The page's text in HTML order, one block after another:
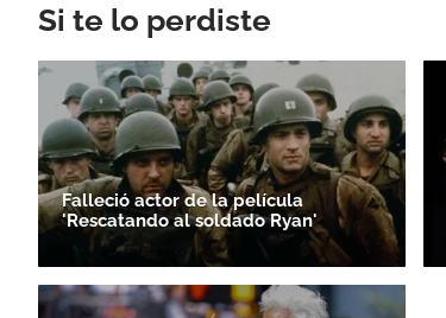
Si te lo perdiste
Falleció actor de la película
'Rescatando al soldado Ryan'